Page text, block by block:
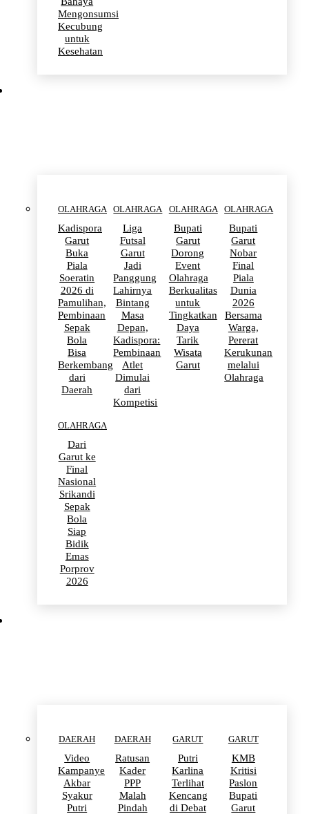
Mengonsumsi
Kecubung
untuk
Kesehatan
OLAHRAGA
Kadispora
Garut
Buka
Piala
Soeratin
2026 di
Pamulihan,
Pembinaan
Sepak
Bola
Bisa
Berkembang
dari
Daerah
OLAHRAGA
Liga
Futsal
Garut
Jadi
Panggung
Lahirnya
Bintang
Masa
Depan,
Kadispora:
Pembinaan
Atlet
Dimulai
dari
Kompetisi
OLAHRAGA
Bupati
Garut
Dorong
Event
Olahraga
Berkualitas
untuk
Tingkatkan
Daya
Tarik
Wisata
Garut
OLAHRAGA
Bupati
Garut
Nobar
Final
Piala
Dunia
2026
Bersama
Warga,
Pererat
Kerukunan
melalui
Olahraga
OLAHRAGA
Dari
Garut ke
Final
Nasional
Srikandi
Sepak
Bola
Siap
Bidik
Emas
Porprov
2026
DAERAH
Video
Kampanye
Akbar
Syakur
Putri
DAERAH
Ratusan
Kader
PPP
Malah
Pindah
GARUT
Putri
Karlina
Terlihat
Kencang
di Debat
GARUT
KMB
Kritisi
Paslon
Bupati
Garut